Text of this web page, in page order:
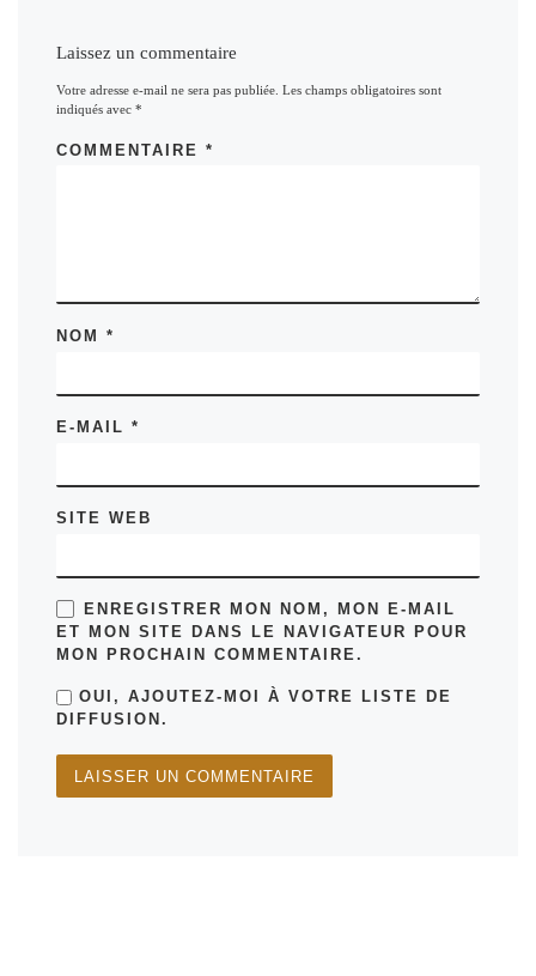
Laissez un commentaire
Votre adresse e-mail ne sera pas publiée. Les champs obligatoires sont
indiqués avec*
COMMENTAIRE*
NOM*
E-MAIL*
SITE WEB
ENREGISTRER MON NOM, MON E-MAIL
ET MON SITE DANS LE NAVIGATEUR POUR
MON PROCHAIN COMMENTAIRE.
OUI, AJOUTEZ-MOI À VOTRE LISTE DE
DIFFUSION.